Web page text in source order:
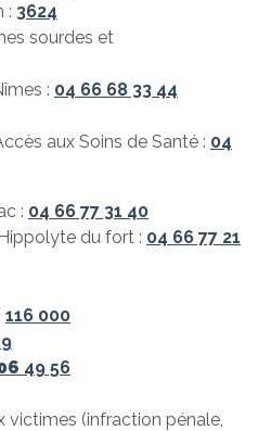
: 3624
sourdes et
: 04 66 68 33 44
aux Soins de Santé : 04
: 04 66 77 31 40
du fort : 04 66 77 21
116 000
49 56
victimes (infraction pénale,